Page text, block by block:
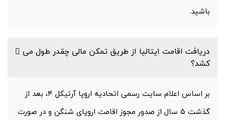
باشید.
دریافت اقامت ایتالیا از طریق تمکن مالی چقدر طول می
کشد؟
بر اساس اعلام سایت رسمی اتحادیه اروپا آرتیکل ۴، بعد از
گذشت ۵ سال از صدور مجوز اقامت اروپای شنگن و در صورت